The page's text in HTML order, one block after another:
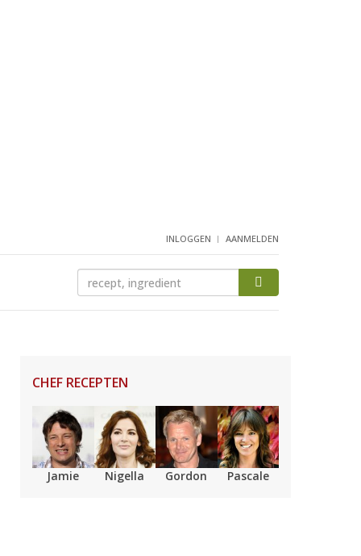
INLOGGEN AANMELDEN
CHEF RECEPTEN
Jamie Nigella Gordon Pascale